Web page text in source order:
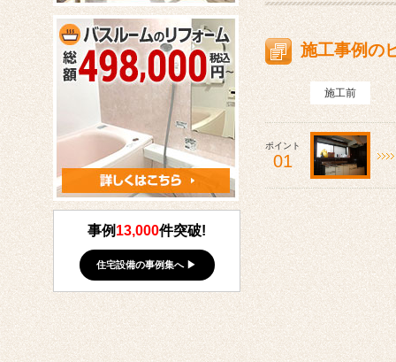
施工事例の
施工前
ポイント
01
事例 13,000件突破!
住宅設備の事例集へ ▶